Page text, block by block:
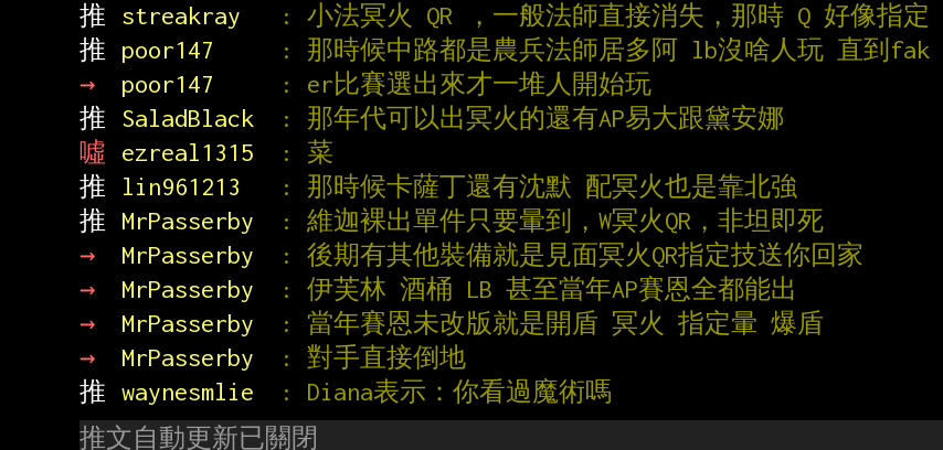
推
streakray : 小法冥火 QR ，一般法師直接消失，那時 Q 好像指定
推
poor147 : 那時候中路都是農兵法師居多阿 lb沒啥人玩 直到fak
→
poor147 : er比賽選出來才一堆人開始玩
推
SaladBlack : 那年代可以出冥火的還有AP易大跟黛安娜
噓
ezreal1315 : 菜
推
lin961213 : 那時候卡薩丁還有沈默 配冥火也是靠北強
推
MrPasserby : 維迦裸出單件只要暈到，W冥火QR，非坦即死
→
MrPasserby : 後期有其他裝備就是見面冥火QR指定技送你回家
→
MrPasserby : 伊芙林 酒桶 LB 甚至當年AP賽恩全都能出
→
MrPasserby : 當年賽恩未改版就是開盾 冥火 指定暈 爆盾
→
MrPasserby : 對手直接倒地
推 waynesmlie : Diana表示：你看過魔術嗎
推文自動更新已關閉